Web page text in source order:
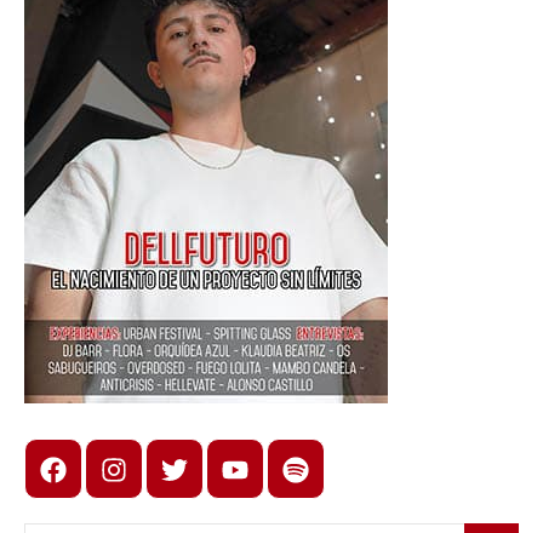
FacebookInstagram
X youtubespotify